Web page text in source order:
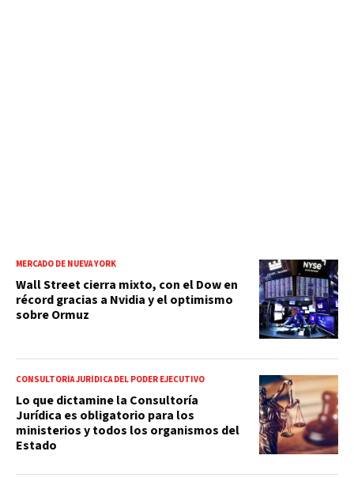
MERCADO DE NUEVA YORK
Wall Street cierra mixto, con el Dow en
récord gracias a Nvidia y el optimismo
sobre Ormuz
CONSULTORÍA JURÍDICA DEL PODER EJECUTIVO
Lo que dictamine la Consultoría
Jurídica es obligatorio para los
ministerios y todos los organismos del
Estado